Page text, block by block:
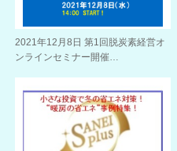
2021年12月8日 第1回脱炭素経営オ
ンラインセミナー開催…